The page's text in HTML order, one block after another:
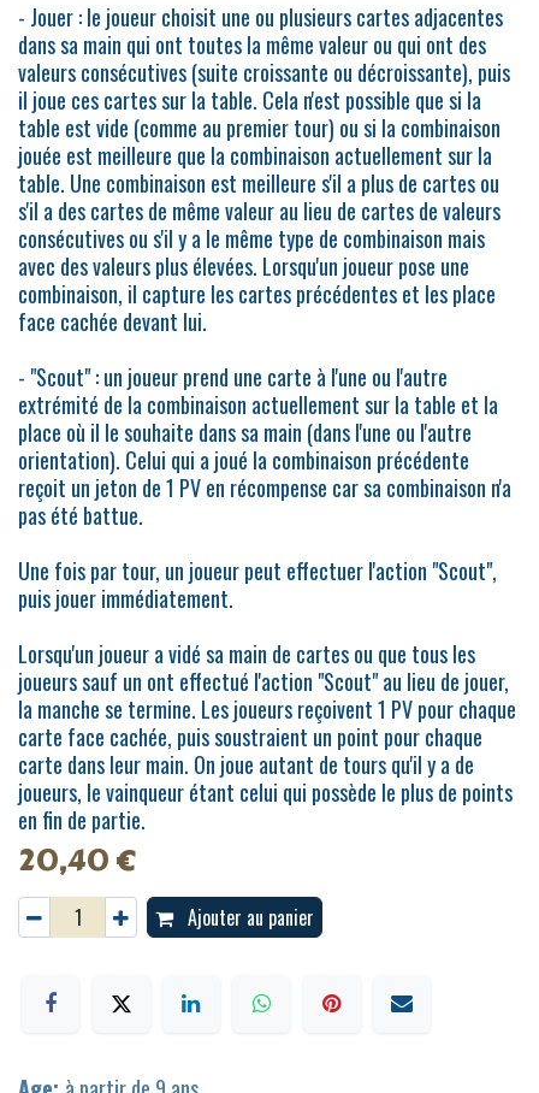
- Jouer : le joueur choisit une ou plusieurs cartes adjacentes
dans sa main qui ont toutes la même valeur ou qui ont des
valeurs consécutives (suite croissante ou décroissante), puis
il joue ces cartes sur la table. Cela n'est possible que si la
table est vide (comme au premier tour) ou si la combinaison
jouée est meilleure que la combinaison actuellement sur la
table. Une combinaison est meilleure s'il a plus de cartes ou
s'il a des cartes de même valeur au lieu de cartes de valeurs
consécutives ou s'il y a le même type de combinaison mais
avec des valeurs plus élevées. Lorsqu'un joueur pose une
combinaison, il capture les cartes précédentes et les place
face cachée devant lui.
- "Scout" : un joueur prend une carte à l'une ou l'autre
extrémité de la combinaison actuellement sur la table et la
place où il le souhaite dans sa main (dans l'une ou l'autre
orientation). Celui qui a joué la combinaison précédente
reçoit un jeton de 1 PV en récompense car sa combinaison n'a
pas été battue.
Une fois par tour, un joueur peut effectuer l'action "Scout",
puis jouer immédiatement.
Lorsqu'un joueur a vidé sa main de cartes ou que tous les
joueurs sauf un ont effectué l'action "Scout" au lieu de jouer,
la manche se termine. Les joueurs reçoivent 1 PV pour chaque
carte face cachée, puis soustraient un point pour chaque
carte dans leur main. On joue autant de tours qu'il y a de
joueurs, le vainqueur étant celui qui possède le plus de points
en fin de partie.
20,40€
Ajouter au panier